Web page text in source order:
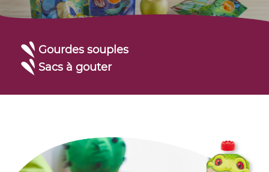
Gourdes souples
Sacs à gouter